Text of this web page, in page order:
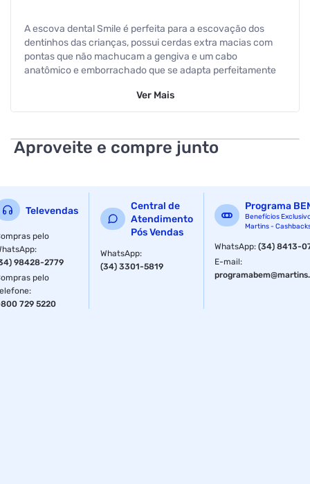
A escova dental Smile é perfeita para a escovação dos
dentinhos das crianças, possui cerdas extra macias com
pontas que não machucam a gengiva e um cabo
anatômico e emborrachado que se adapta perfeitamente
Ver Mais
Aproveite e compre junto
Televendas
pelo
:
98428-2779
pelo
:
729 5220
Central de
Atendimento
Pós Vendas
WhatsApp:
(34) 3301-5819
Programa
Benefícios
Martins -
WhatsApp:(34) 8413-
E-mail: